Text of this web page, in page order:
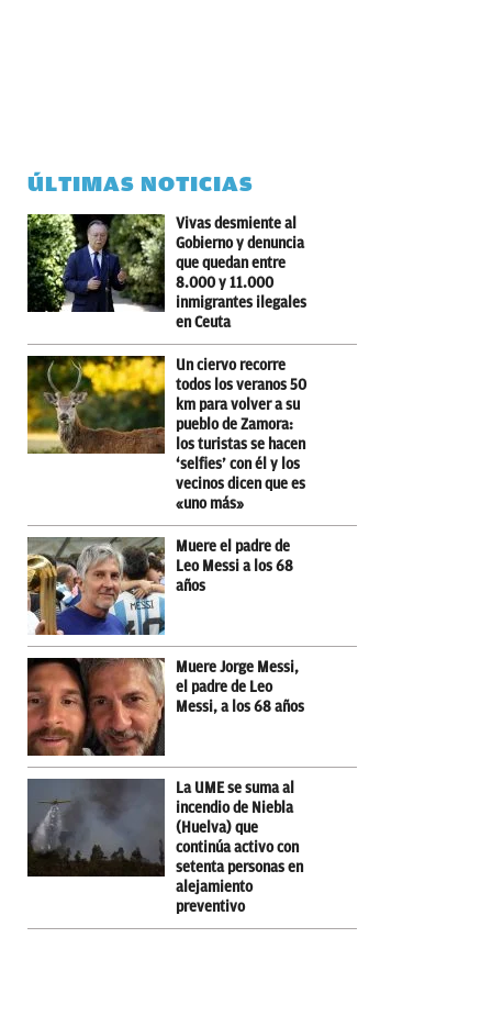
ÚLTIMAS NOTICIAS
Vivas desmiente al
Gobierno y denuncia
que quedan entre
8.000 y 11.000
inmigrantes ilegales
en Ceuta
Un ciervo recorre
todos los veranos 50
km para volver a su
pueblo de Zamora:
los turistas se hacen
‘selfies’ con él y los
vecinos dicen que es
«uno más»
Muere el padre de
Leo Messi a los 68
años
Muere Jorge Messi,
el padre de Leo
Messi, a los 68 años
La UME se suma al
incendio de Niebla
(Huelva) que
continúa activo con
setenta personas en
alejamiento
preventivo